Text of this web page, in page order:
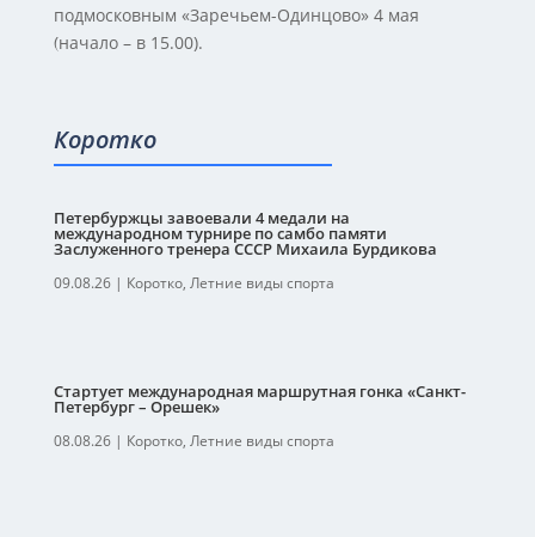
подмосковным «Заречьем-Одинцово» 4 мая
(начало – в 15.00).
Коротко
Петербуржцы завоевали 4 медали на
международном турнире по самбо памяти
Заслуженного тренера СССР Михаила Бурдикова
09.08.26| Коротко, Летние виды спорта
Стартует международная маршрутная гонка «Санкт-
Петербург – Орешек»
08.08.26| Коротко, Летние виды спорта